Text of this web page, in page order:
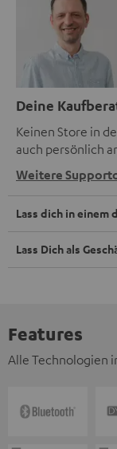
Deine
Keinen Store in
auch persönlich
Weitere
Lass dich in einem
Lass Dich als
Features
Alle Technologien